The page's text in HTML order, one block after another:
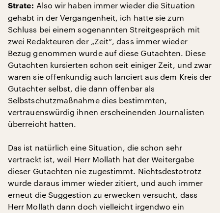
Strate: Also wir haben immer wieder die Situation
gehabt in der Vergangenheit, ich hatte sie zum
Schluss bei einem sogenannten Streitgespräch mit
zwei Redakteuren der „Zeit“, dass immer wieder
Bezug genommen wurde auf diese Gutachten. Diese
Gutachten kursierten schon seit einiger Zeit, und zwar
waren sie offenkundig auch lanciert aus dem Kreis der
Gutachter selbst, die dann offenbar als
Selbstschutzmaßnahme dies bestimmten,
vertrauenswürdig ihnen erscheinenden Journalisten
überreicht hatten.
Das ist natürlich eine Situation, die schon sehr
vertrackt ist, weil Herr Mollath hat der Weitergabe
dieser Gutachten nie zugestimmt. Nichtsdestotrotz
wurde daraus immer wieder zitiert, und auch immer
erneut die Suggestion zu erwecken versucht, dass
Herr Mollath dann doch vielleicht irgendwo ein